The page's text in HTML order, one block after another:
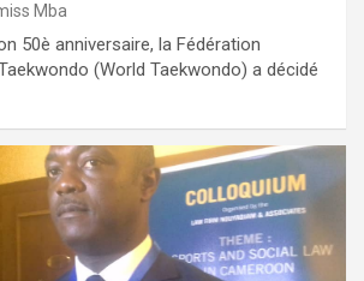
Mba
50è anniversaire, la Fédération
(World Taekwondo) a décidé